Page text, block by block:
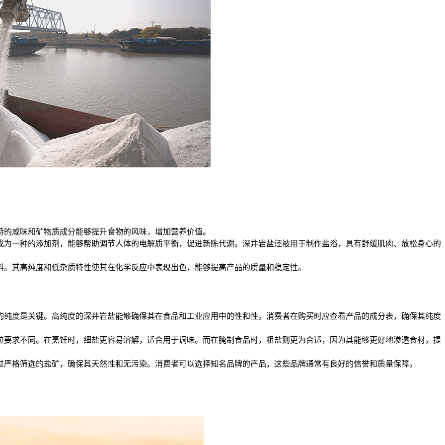
咸味和矿物质成分能够提升食物的风味，增加营养价值。
一种的添加剂，能够帮助调节人体的电解质平衡，促进新陈代谢。深井岩盐还被用于制作盐浴，具有舒缓肌肉、放松身心的
其高纯度和低杂质特性使其在化学反应中表现出色，能够提高产品的质量和稳定性。
度是关键。高纯度的深井岩盐能够确保其在食品和工业应用中的性和性。消费者在购买时应查看产品的成分表，确保其纯度
求不同。在烹饪时，细盐更容易溶解，适合用于调味。而在腌制食品时，粗盐则更为合适，因为其能够更好地渗透食材，提
格筛选的盐矿，确保其天然性和无污染。消费者可以选择知名品牌的产品，这些品牌通常有良好的信誉和质量保障。